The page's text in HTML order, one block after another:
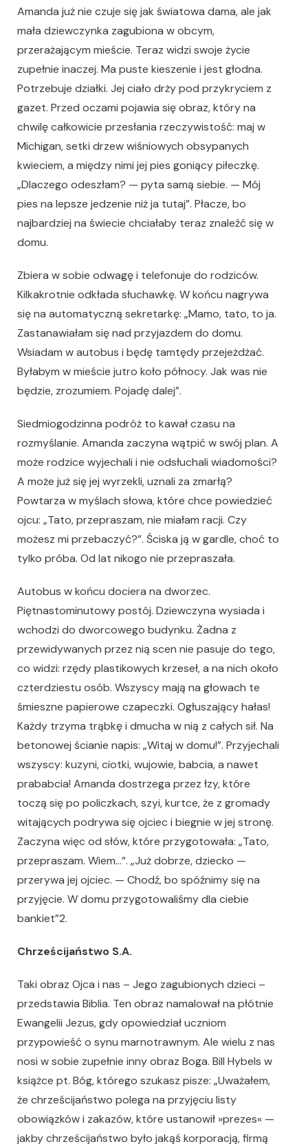
Amanda już nie czuje się jak światowa dama, ale jak
mała dziewczynka zagubiona w obcym,
przerażającym mieście. Teraz widzi swoje życie
zupełnie inaczej. Ma puste kieszenie i jest głodna.
Potrzebuje działki. Jej ciało drży pod przykryciem z
gazet. Przed oczami pojawia się obraz, który na
chwilę całkowicie przesłania rzeczywistość: maj w
Michigan, setki drzew wiśniowych obsypanych
kwieciem, a między nimi jej pies goniący piłeczkę.
„Dlaczego odeszłam? — pyta samą siebie. — Mój
pies na lepsze jedzenie niż ja tutaj”. Płacze, bo
najbardziej na świecie chciałaby teraz znaleźć się w
domu.
Zbiera w sobie odwagę i telefonuje do rodziców.
Kilkakrotnie odkłada słuchawkę. W końcu nagrywa
się na automatyczną sekretarkę: „Mamo, tato, to ja.
Zastanawiałam się nad przyjazdem do domu.
Wsiadam w autobus i będę tamtędy przejeżdżać.
Byłabym w mieście jutro koło północy. Jak was nie
będzie, zrozumiem. Pojadę dalej”.
Siedmiogodzinna podróż to kawał czasu na
rozmyślanie. Amanda zaczyna wątpić w swój plan. A
może rodzice wyjechali i nie odsłuchali wiadomości?
A może już się jej wyrzekli, uznali za zmarłą?
Powtarza w myślach słowa, które chce powiedzieć
ojcu: „Tato, przepraszam, nie miałam racji. Czy
możesz mi przebaczyć?”. Ściska ją w gardle, choć to
tylko próba. Od lat nikogo nie przepraszała.
Autobus w końcu dociera na dworzec.
Piętnastominutowy postój. Dziewczyna wysiada i
wchodzi do dworcowego budynku. Żadna z
przewidywanych przez nią scen nie pasuje do tego,
co widzi: rzędy plastikowych krzeseł, a na nich około
czterdziestu osób. Wszyscy mają na głowach te
śmieszne papierowe czapeczki. Ogłuszający hałas!
Każdy trzyma trąbkę i dmucha w nią z całych sił. Na
betonowej ścianie napis: „Witaj w domu!”. Przyjechali
wszyscy: kuzyni, ciotki, wujowie, babcia, a nawet
prababcia! Amanda dostrzega przez łzy, które
toczą się po policzkach, szyi, kurtce, że z gromady
witających podrywa się ojciec i biegnie w jej stronę.
Zaczyna więc od słów, które przygotowała: „Tato,
przepraszam. Wiem…”. „Już dobrze, dziecko —
przerywa jej ojciec. — Chodź, bo spóźnimy się na
przyjęcie. W domu przygotowaliśmy dla ciebie
bankiet”2.
Chrześcijaństwo S.A.
Taki obraz Ojca i nas – Jego zagubionych dzieci –
przedstawia Biblia. Ten obraz namalował na płótnie
Ewangelii Jezus, gdy opowiedział uczniom
przypowieść o synu marnotrawnym. Ale wielu z nas
nosi w sobie zupełnie inny obraz Boga. Bill Hybels w
książce pt. Bóg, którego szukasz pisze: „Uważałem,
że chrześcijaństwo polega na przyjęciu listy
obowiązków i zakazów, które ustanowił »prezes« —
jakby chrześcijaństwo było jakąś korporacją, firmą